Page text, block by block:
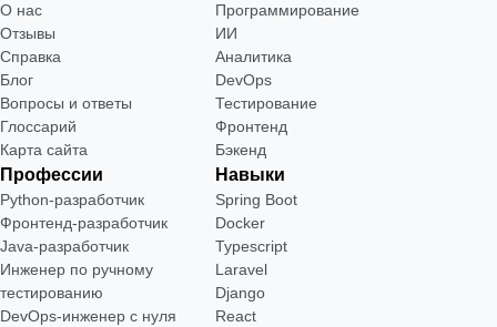
О нас
Отзывы
Справка
Блог
Вопросы и ответы
Глоссарий
Карта сайта
Программирование
ИИ
Аналитика
DevOps
Тестирование
Фронтенд
Бэкенд
Профессии
Python-разработчик
Фронтенд-разработчик
Java-разработчик
Инженер по ручному
тестированию
DevOps-инженер с нуля
Навыки
Spring Boot
Docker
Typescript
Laravel
Django
React